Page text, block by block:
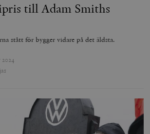
till Adam Smiths
stått för bygger vidare på det äldsta.
2024